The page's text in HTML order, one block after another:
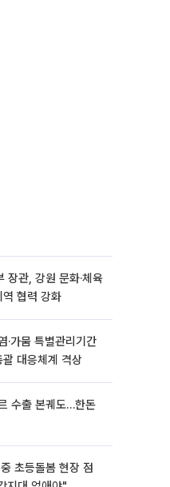
장관, 강원 문화·체육
협력 강화
·가뭄 특별관리기간
대응체계 격상
수출 본궤도…한돈
초등돌봄 현장 점